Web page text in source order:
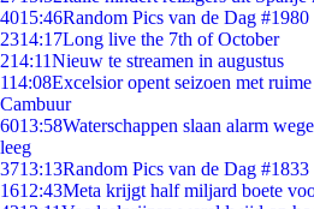
4015:46Random Pics van de Dag #1980
2314:17Long live the 7th of October
214:11Nieuw te streamen in augustus
114:08Excelsior opent seizoen met
Cambuur
6013:58Waterschappen slaan alarm
leeg
3713:13Random Pics van de Dag #1833
1612:43Meta krijgt half miljard boete